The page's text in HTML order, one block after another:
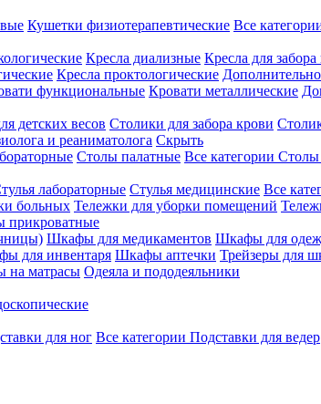
Кушетки физиотерапевтические Все
Кресла диализные Кресла для
Кресла проктологические
функциональные Кровати металлические
детских весов Столики для забора крови
и реаниматолога Скрыть
Столы палатные Все категории Столы
лабораторные Стулья медицинские Все
больных Тележки для уборки помещений
прикроватные
Шкафы для медикаментов Шкафы для
для инвентаря Шкафы аптечки Трейзеры для
на матрасы Одеяла и пододеяльники
для ног Все категории Подставки для ведер